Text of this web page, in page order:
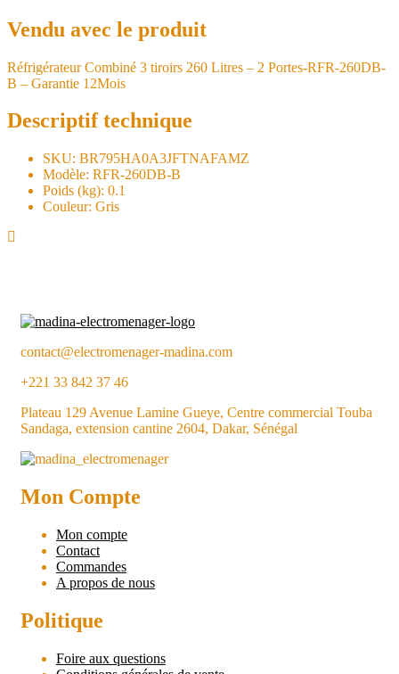
Vendu avec le produit
Réfrigérateur Combiné 3 tiroirs 260 Litres – 2 Portes-RFR-260DB-
B – Garantie 12Mois
Descriptif technique
SKU: BR795HA0A3JFTNAFAMZ
Modèle: RFR-260DB-B
Poids (kg): 0.1
Couleur: Gris
contact@electromenager-madina.com
+221 33 842 37 46
Plateau 129 Avenue Lamine Gueye, Centre commercial Touba
Sandaga, extension cantine 2604, Dakar, Sénégal
Mon Compte
Mon compte
Contact
Commandes
A propos de nous
Politique
Foire aux questions